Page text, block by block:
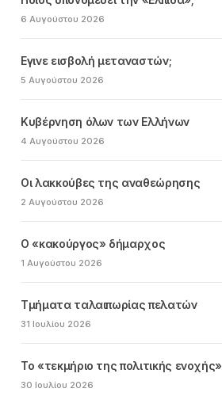
6 Αυγούστου 2026
Εγινε εισβολή μεταναστών;
5 Αυγούστου 2026
Κυβέρνηση όλων των Ελλήνων
4 Αυγούστου 2026
Οι λακκούβες της αναθεώρησης
2 Αυγούστου 2026
Ο «κακούργος» δήμαρχος
1 Αυγούστου 2026
Τμήματα ταλαιπωρίας πελατών
31 Ιουλίου 2026
Το «τεκμήριο της πολιτικής ενοχής»
30 Ιουλίου 2026